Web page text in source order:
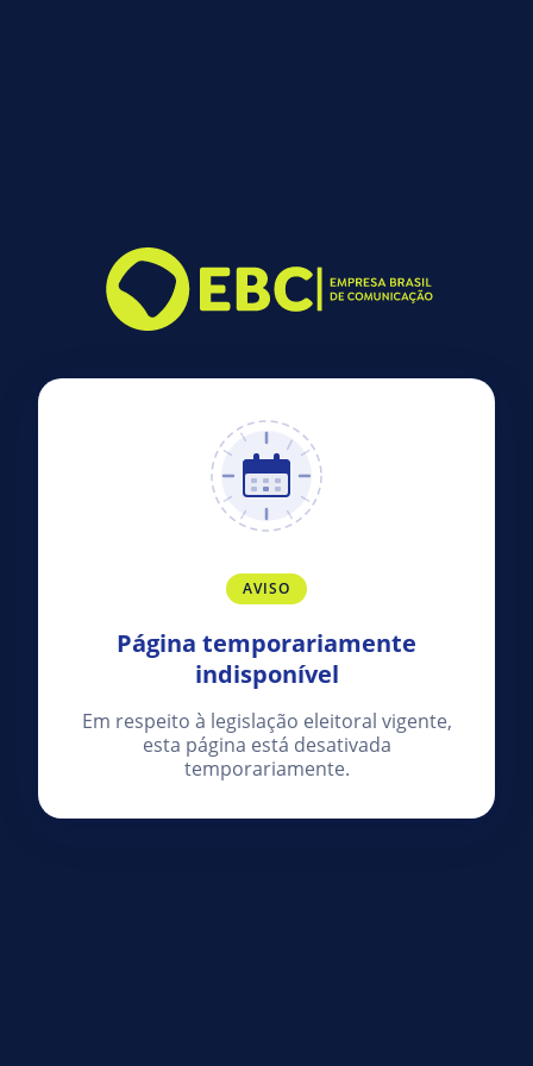
AVISO
Página temporariamente
indisponível
Em respeito à legislação eleitoral vigente,
esta página está desativada
temporariamente.